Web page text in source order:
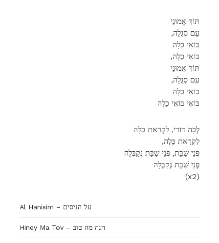
תּוֹךְ אֱמוּנֵי
,עַם סְגֻלָה
בּוֹאִי כַלָה
,בּוֹאִי כַלָה
תּוֹךְ אֱמוּנֵי
,עַם סְגֻלָה
בּוֹאִי כַלָה
בּוֹאִי בּוֹאִי כַלָה
לְכָה דוֹדִי, לִקְרַאת כַּלָה
,לִקְרַאת כַּלָה
פְּנֵי שַׁבָּת, פְּנֵי שַׁבָּת נְקַבְּלָה
פְּנֵי שַׁבָּת נְקַבְּלָה
(x2)
Al Hanisim – על הניסים
Hiney Ma Tov – הנה מה טוב